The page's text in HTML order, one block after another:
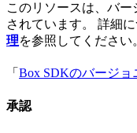
このリソースは、バー
されています。 詳細
理を参照してください
「 Box SDKのバージョ
承認